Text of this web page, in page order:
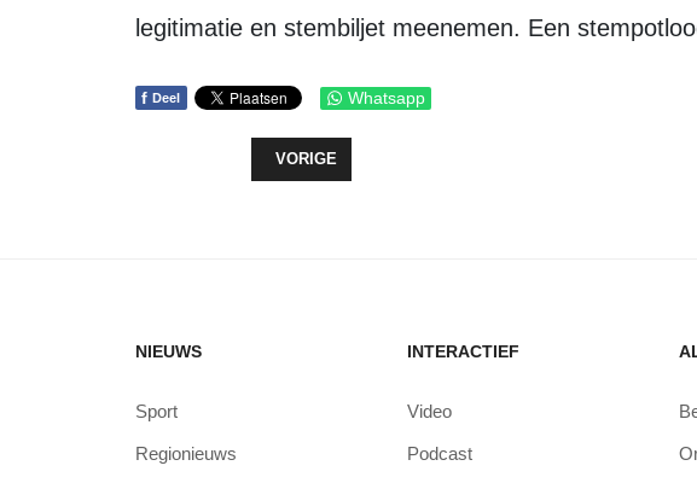
legitimatie en stembiljet meenemen. Een
f Deel Whatsapp
VORIG ARTIKEL: OCHTENDOPKOMST IN LIJN MET VIER
VORIGE
NIEUWS
Sport
Regionieuws
INTERACTIEF
Video
Podcast